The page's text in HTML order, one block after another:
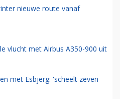
nieuwe route vanaf
vlucht met Airbus A350-900 uit
met Esbjerg: 'scheelt zeven